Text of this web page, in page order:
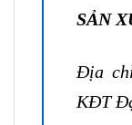
SẢN
Địa
KĐT